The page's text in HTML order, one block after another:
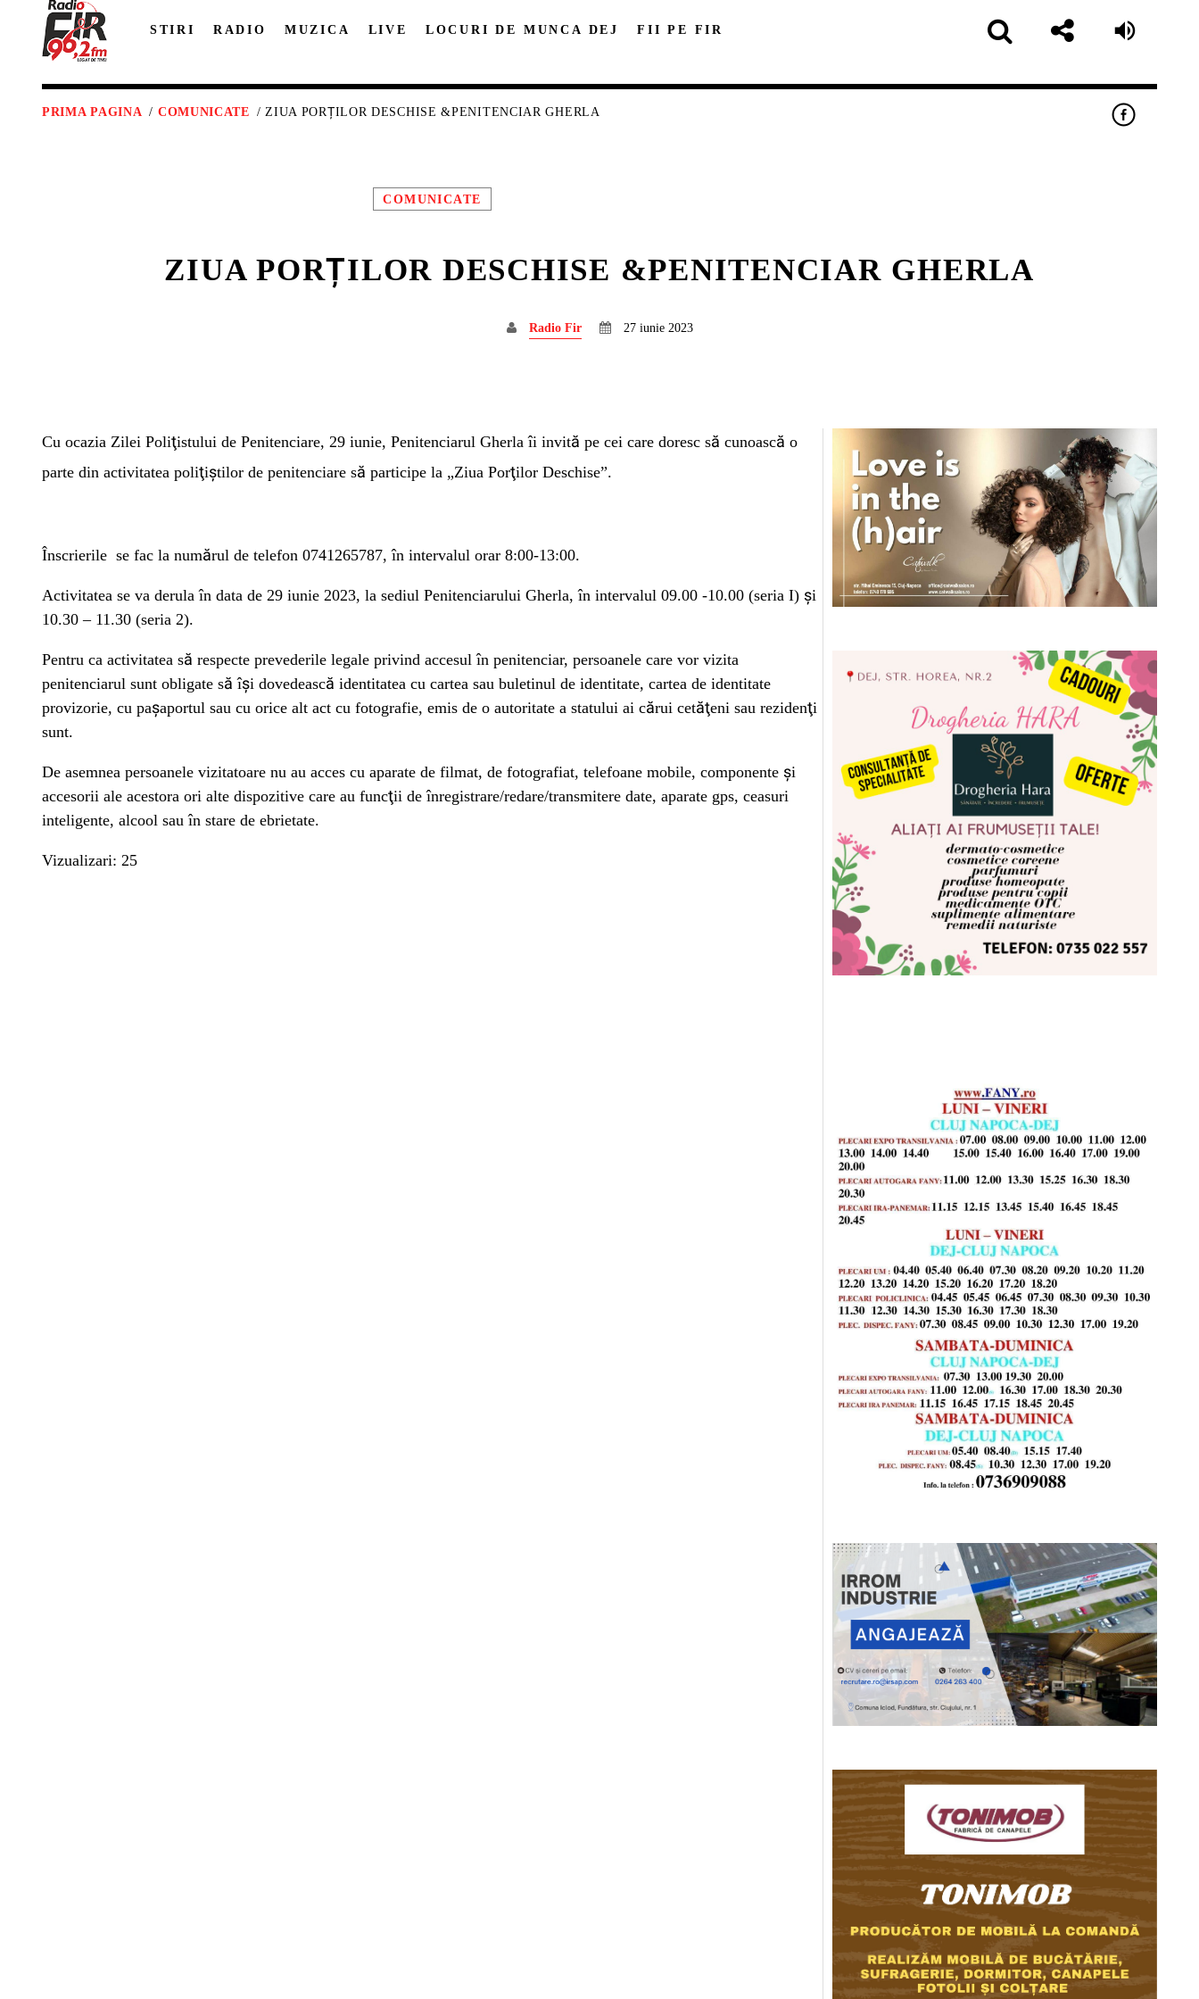
STIRI RADIO MUZICA LIVE LOCURI DE MUNCA DEJ FII PE FIR
PRIMA PAGINA / COMUNICATE / ZIUA PORȚILOR DESCHISE &PENITENCIAR GHERLA
COMUNICATE
ZIUA PORȚILOR DESCHISE &PENITENCIAR GHERLA
Radio Fir 27 iunie 2023
Cu ocazia Zilei Poliţistului de Penitenciare, 29 iunie, Penitenciarul Gherla îi invită pe cei care doresc să cunoască o
parte din activitatea poliţiştilor de penitenciare să participe la „Ziua Porţilor Deschise”.
Înscrierile se fac la numărul de telefon 0741265787, în intervalul orar 8:00-13:00.
Activitatea se va derula în data de 29 iunie 2023, la sediul Penitenciarului Gherla, în intervalul 09.00 -10.00 (seria I) și
10.30 – 11.30 (seria 2).
Pentru ca activitatea să respecte prevederile legale privind accesul în penitenciar, persoanele care vor vizita
penitenciarul sunt obligate să îşi dovedească identitatea cu cartea sau buletinul de identitate, cartea de identitate
provizorie, cu paşaportul sau cu orice alt act cu fotografie, emis de o autoritate a statului ai cărui cetăţeni sau rezidenţi
sunt.
De asemnea persoanele vizitatoare nu au acces cu aparate de filmat, de fotografiat, telefoane mobile, componente şi
accesorii ale acestora ori alte dispozitive care au funcţii de înregistrare/redare/transmitere date, aparate gps, ceasuri
inteligente, alcool sau în stare de ebrietate.
Vizualizari: 25